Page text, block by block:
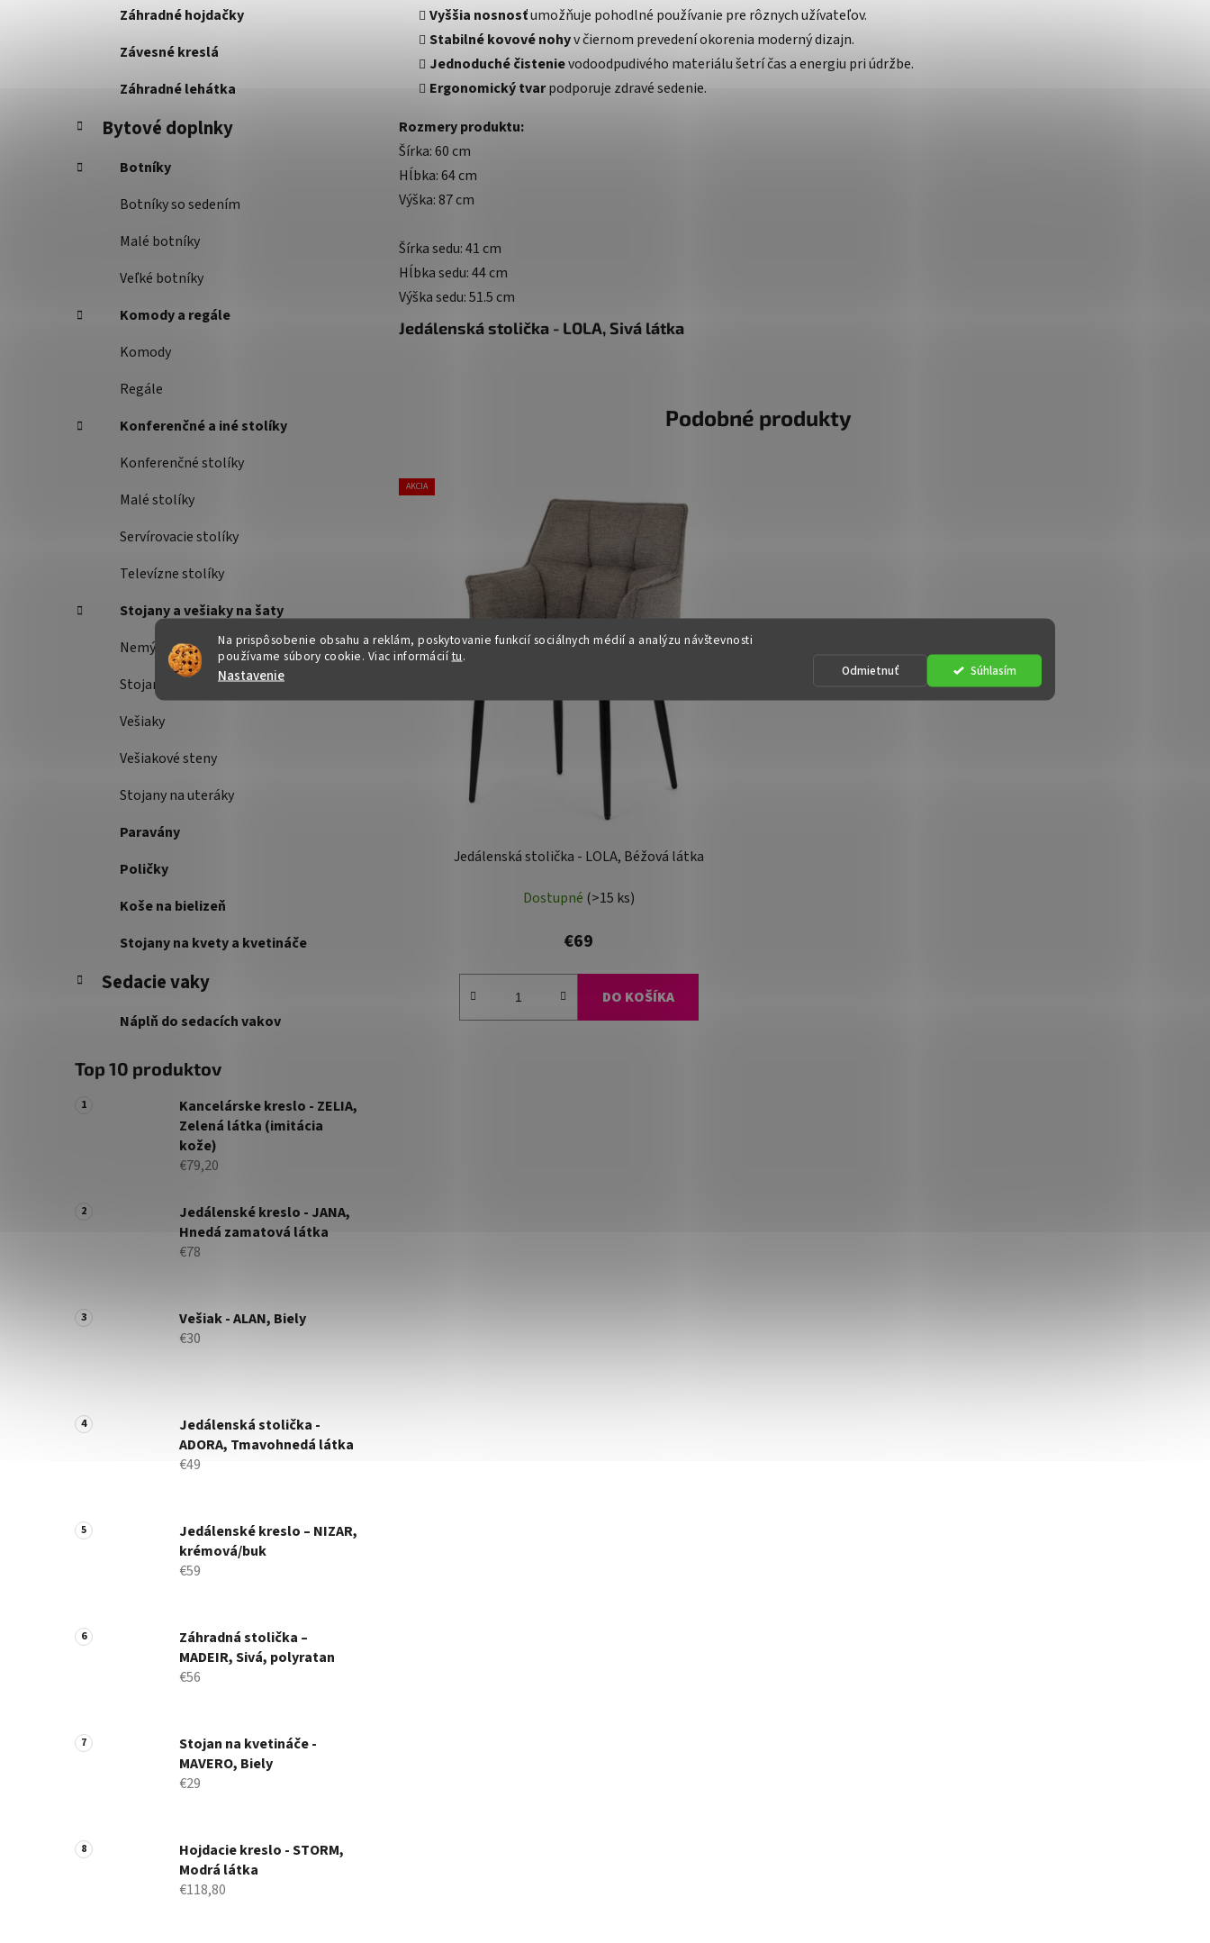
Na prispôsobenie obsahu a reklám, poskytovanie funkcií sociálnych médií a analýzu návštevnosti
používame súbory cookie. Viac informáciítu.
Nastavenie Odmietnuť Súhlasím
Záhradné hojdačky
Závesné kreslá
Záhradné lehátka
Bytové doplnky
Botníky
Botníky so sedením
Malé botníky
Veľké botníky
Komody a regále
Komody
Regále
Konferenčné a iné stolíky
Konferenčné stolíky
Malé stolíky
Servírovacie stolíky
Televízne stolíky
Stojany a vešiaky na šaty
Nemý sluha
Stojany na šaty
Vešiaky
Vešiakové steny
Stojany na uteráky
Paravány
Poličky
Koše na bielizeň
Stojany na kvety a kvetináče
Sedacie vaky
Náplň do sedacích vakov
Top 10 produktov
Kancelárske kreslo - ZELIA,
Zelená látka (imitácia
kože)
€79,20
Jedálenské kreslo - JANA,
Hnedá zamatová látka
€78
Vešiak - ALAN, Biely
€30
Jedálenská stolička -
ADORA, Tmavohnedá látka
€49
Jedálenské kreslo – NIZAR,
krémová/buk
€59
Záhradná stolička –
MADEIR, Sivá, polyratan
€56
Stojan na kvetináče -
MAVERO, Biely
€29
Hojdacie kreslo - STORM,
Modrá látka
€118,80
Vyššia nosnosťumožňuje pohodlné používanie pre rôznych užívateľov.
Stabilné kovové nohyv čiernom prevedení okorenia moderný dizajn.
Jednoduché čistenievodoodpudivého materiálu šetrí čas a energiu pri údržbe.
Ergonomický tvarpodporuje zdravé sedenie.
Rozmery produktu:
Šírka: 60 cm
Hĺbka: 64 cm
Výška: 87 cm
Šírka sedu: 41 cm
Hĺbka sedu: 44 cm
Výška sedu: 51.5 cm
Jedálenská stolička - LOLA, Sivá látka
Podobné produkty
AKCIA
Jedálenská stolička - LOLA, Béžová látka
Dostupné (>15 ks)
€69
DO KOŠÍKA